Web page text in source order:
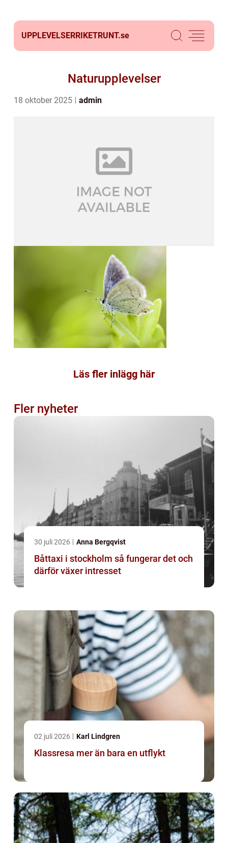
UPPLEVELSERRIKETRUNT.se
Naturupplevelser
18 oktober 2025 admin
Läs fler inlägg här
Fler nyheter
30 juli 2026 Anna Bergqvist
Båttaxi i stockholm så fungerar det och
därför växer intresset
02 juli 2026 Karl Lindgren
Klassresa mer än bara en utflykt